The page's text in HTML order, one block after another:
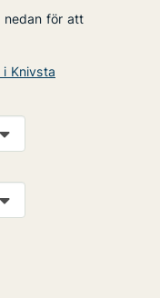
nedan för att
Knivsta